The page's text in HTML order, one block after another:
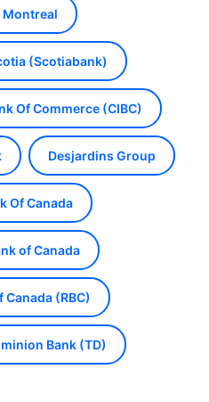
Montreal
(Scotiabank)
Of Commerce (CIBC)
Desjardins Group
Of Canada
of Canada
Canada (RBC)
Bank (TD)